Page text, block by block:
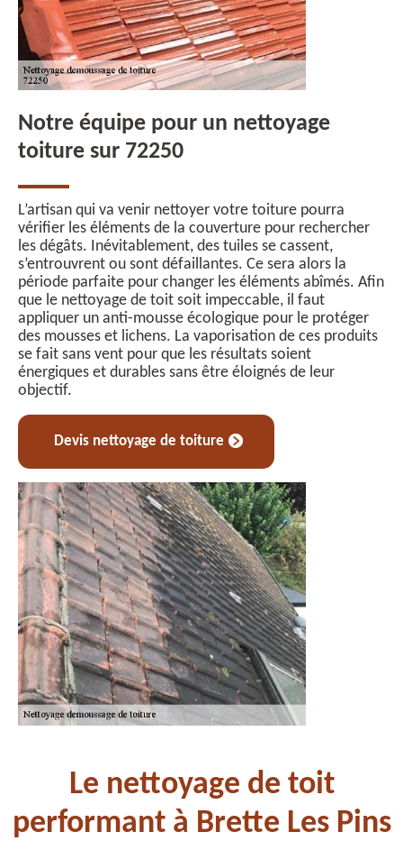
Notre équipe pour un nettoyage
toiture sur 72250
L’artisan qui va venir nettoyer votre toiture pourra
vérifier les éléments de la couverture pour rechercher
les dégâts. Inévitablement, des tuiles se cassent,
s’entrouvrent ou sont défaillantes. Ce sera alors la
période parfaite pour changer les éléments abîmés. Afin
que le nettoyage de toit soit impeccable, il faut
appliquer un anti-mousse écologique pour le protéger
des mousses et lichens. La vaporisation de ces produits
se fait sans vent pour que les résultats soient
énergiques et durables sans être éloignés de leur
objectif.
Devis nettoyage de toiture
Le nettoyage de toit
performant à Brette Les Pins